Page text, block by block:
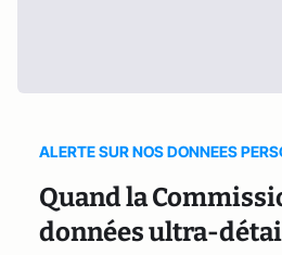
ALERTE SUR NOS DONNEES
Quand la
données ultra-